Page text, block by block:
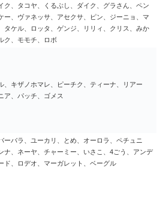
ク、タコヤ、くるぶし、ダイク、グラさん、ペン
ー、ヴァネッサ、アセクサ、ピン、ジーニョ、マ
タケル、ロッタ、ゲンジ、リリィ、クリス、みか
ク、モモチ、ロボ
、キザノホマレ、ピーチク、ティーナ、リアー
ア、パッチ、ゴメス
ーバラ、ユーカリ、とめ、オーロラ、ペチュニ
ナ、ネーヤ、チャーミー、いさこ、4ごう、アンデ
ド、ロデオ、マーガレット、ベーグル